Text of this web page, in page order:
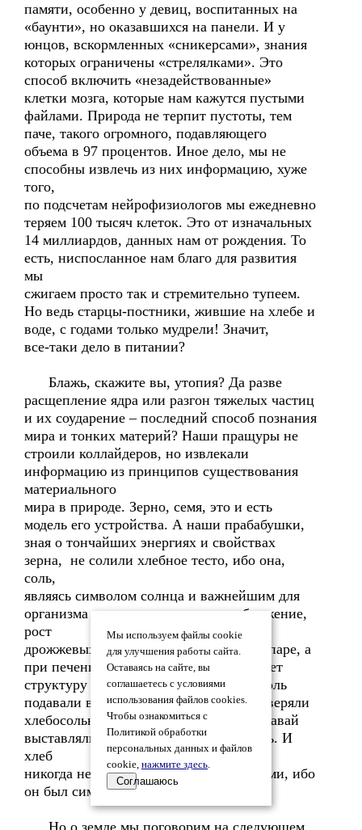
памяти, особенно у девиц, воспитанных на
«баунти», но оказавшихся на панели. И у
юнцов, вскормленных «сникерсами», знания
которых ограничены «стрелялками». Это
способ включить «незадействованные»
клетки мозга, которые нам кажутся пустыми
файлами. Природа не терпит пустоты, тем
паче, такого огромного, подавляющего
объема в 97 процентов. Иное дело, мы не
способны извлечь из них информацию, хуже
того,
по подсчетам нейрофизиологов мы ежедневно
теряем 100 тысяч клеток. Это от изначальных
14 миллиардов, данных нам от рождения. То
есть, ниспосланное нам благо для развития
мы
сжигаем просто так и стремительно тупеем.
Но ведь старцы-постники, жившие на хлебе и
воде, с годами только мудрели! Значит,
все-таки дело в питании?
Блажь, скажите вы, утопия? Да разве
расщепление ядра или разгон тяжелых частиц
и их соударение – последний способ познания
мира и тонких материй? Наши пращуры не
строили коллайдеров, но извлекали
информацию из принципов существования
материального
мира в природе. Зерно, семя, это и есть
модель его устройства. А наши прабабушки,
зная о тончайших энергиях и свойствах
зерна, не солили хлебное тесто, ибо она,
соль,
являясь символом солнца и важнейшим для
организма продуктом, сдерживает брожение,
рост
дрожжевых бактерий, находящихся в опаре, а
при печении, то есть нагревании, меняет
структуру и тормозит подъем хлеба. Соль
подавали в чистом виде и, кстати, проверяли
хлебосольность хозяйки: солонка и каравай
выставлялись на стол в первую очередь. И
хлеб
никогда не резали ножом, ломали руками, ибо
он был символом земли.
Но о земле мы поговорим на следующем
Мы используем файлы cookie
для улучшения работы сайта.
Оставаясь на сайте, вы
соглашаетесь с условиями
использования файлов cookies.
Чтобы ознакомиться с
Политикой обработки
персональных данных и файлов
cookie, нажмите здесь.
Соглашаюсь